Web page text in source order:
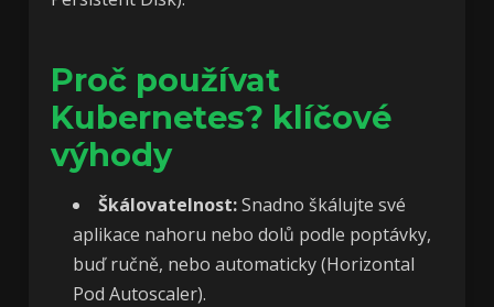
Proč používat
Kubernetes? klíčové
výhody
Škálovatelnost:Snadno škálujte své
aplikace nahoru nebo dolů podle poptávky,
buď ručně, nebo automaticky (Horizontal
Pod Autoscaler).